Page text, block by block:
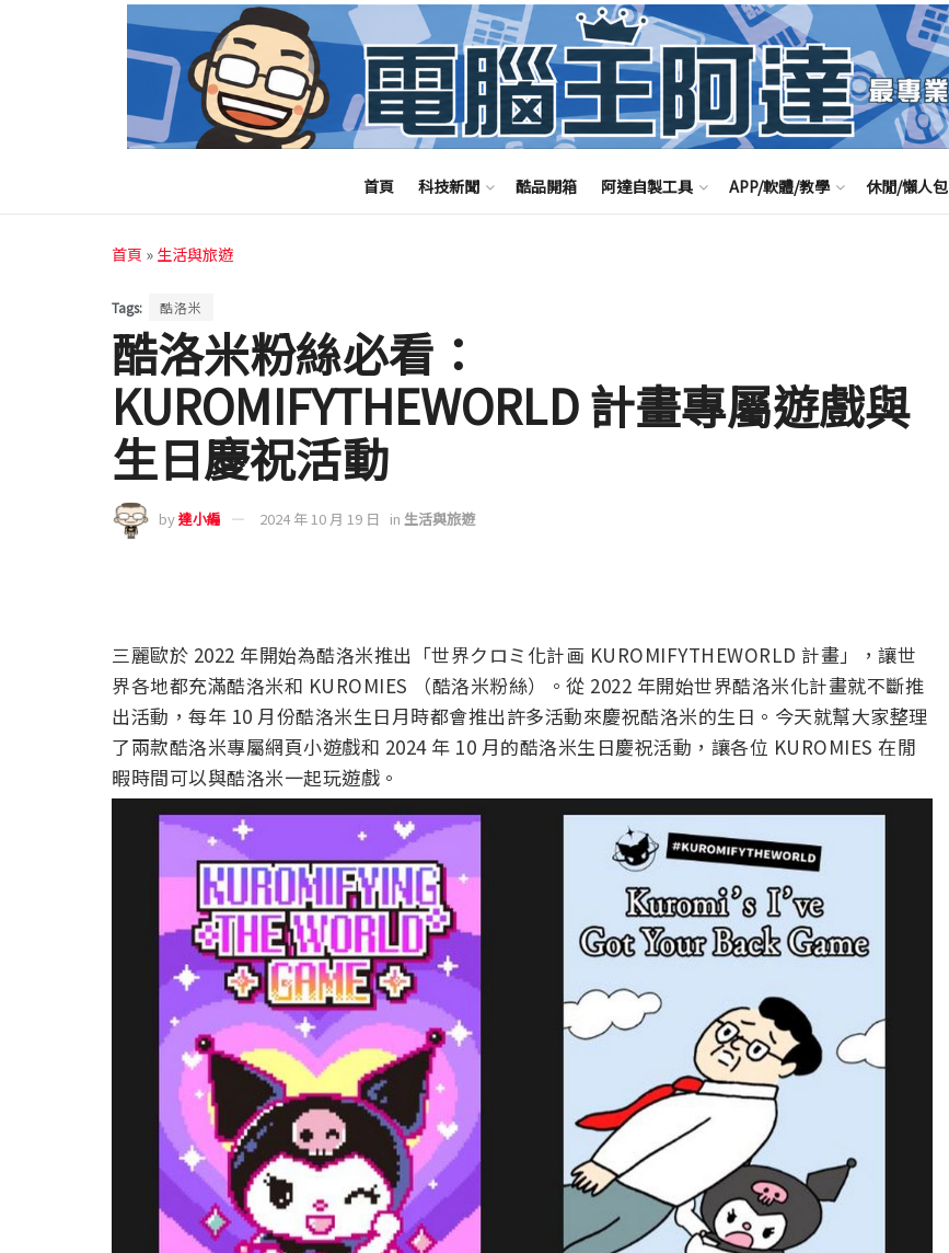
首頁 科技新聞 酷品開箱 阿達自製工具 APP/軟體/教學 休閒/懶人包
首頁 » 生活與旅遊
Tags: 酷洛米
酷洛米粉絲必看：
KUROMIFYTHEWORLD 計畫專屬遊戲與
生日慶祝活動
by達小編 2024 年 10 月 19 日 in 生活與旅遊
三麗歐於 2022 年開始為酷洛米推出「世界クロミ化計画 KUROMIFYTHEWORLD 計畫」
，讓世
界各地都充滿酷洛米和 KUROMIES （酷洛米粉絲）。從 2022 年開始世界酷洛米化計畫就不斷推
出活動，每年 10 月份酷洛米生日月時都會推出許多活動來慶祝酷洛米的生日。今天就幫大家整理
了兩款酷洛米專屬網頁小遊戲和 2024 年 10 月的酷洛米生日慶祝活動，讓各位 KUROMIES 在閒
暇時間可以與酷洛米一起玩遊戲。